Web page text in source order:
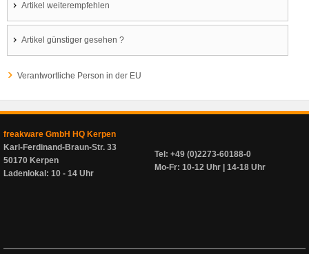
Artikel weiterempfehlen
Artikel günstiger gesehen ?
Verantwortliche Person in der EU
freakware GmbH HQ Kerpen
Karl-Ferdinand-Braun-Str. 33
50170 Kerpen
Ladenlokal: 10 - 14 Uhr
Tel: +49 (0)2273-60188-0
Mo-Fr: 10-12 Uhr | 14-18 Uhr